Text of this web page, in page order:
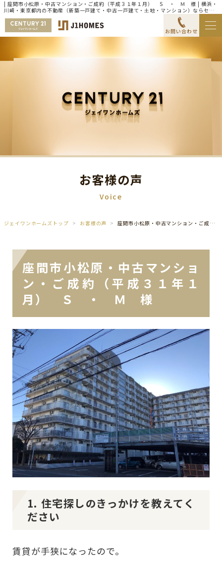
| 座間市小松原・中古マンション・ご成約（平成３１年１月） Ｓ ・ Ｍ 様 | 横浜・
川崎・東京都内の不動産（新築一戸建て・中古一戸建て・土地・マンション）ならセン
チュリー21ジェイワンホームズ
お問い合わせ
お客様の声
Voice
ジェイワンホームズトップ お客様の声 座間市小松原・中古マンション・ご成約（平成３１年１月） Ｓ ・ Ｍ 様
座間市小松原・中古マンショ
ン・ご成約（平成３１年１
月） Ｓ ・ Ｍ 様
1. 住宅探しのきっかけを教えてく
ださい
賃貸が手狭になったので。